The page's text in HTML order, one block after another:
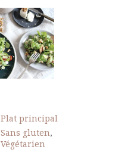
Plat principal
Sans gluten,
Végétarien